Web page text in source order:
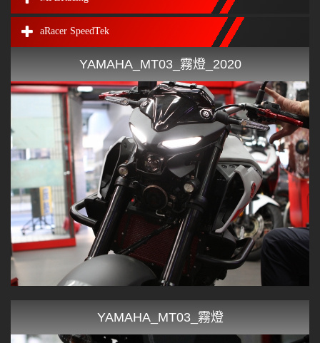
aRacer SpeedTek
YAMAHA_MT03_霧燈_2020
YAMAHA_MT03_霧燈